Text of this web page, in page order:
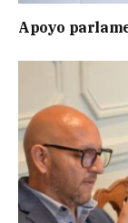
Apoyo